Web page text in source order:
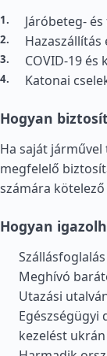
Járóbeteg-
COVID-19
Katonai
Hogyan
Ha saját
megfelelő
számára
Hogyan
Meghívó
Utazási
Egészségügyi
kezelést